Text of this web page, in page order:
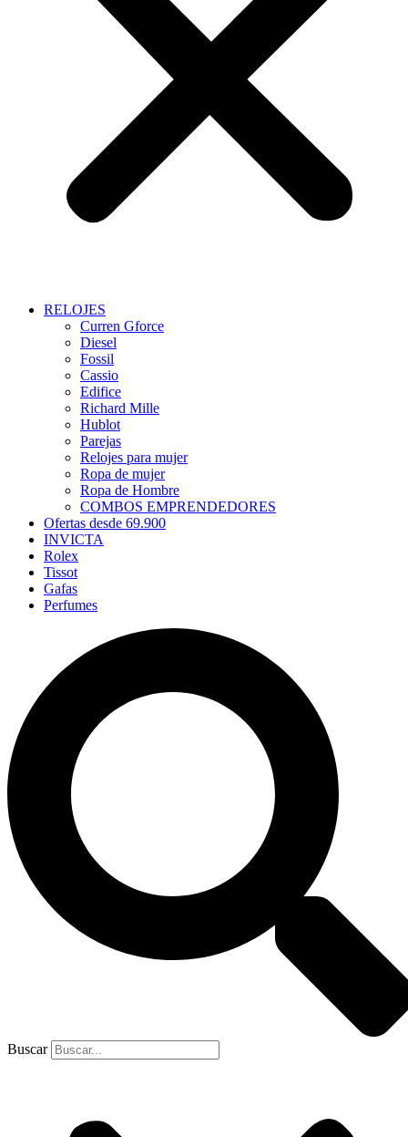
RELOJES
Curren Gforce
Diesel
Fossil
Cassio
Edifice
Richard Mille
Hublot
Parejas
Relojes para mujer
Ropa de mujer
Ropa de Hombre
COMBOS EMPRENDEDORES
Ofertas desde 69.900
INVICTA
Rolex
Tissot
Gafas
Perfumes
Buscar